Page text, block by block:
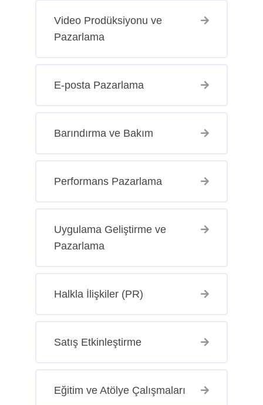
Video Prodüksiyonu ve
Pazarlama
E-posta Pazarlama
Barındırma ve Bakım
Performans Pazarlama
Uygulama Geliştirme ve
Pazarlama
Halkla İlişkiler (PR)
Satış Etkinleştirme
Eğitim ve Atölye Çalışmaları